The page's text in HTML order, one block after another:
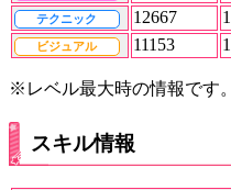
テクニック 12667
ビジュアル 11153
※レベル最大時の情報です。
スキル情報